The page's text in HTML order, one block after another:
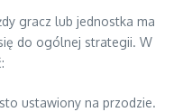
gracz lub jednostka ma
do ogólnej strategii. W
ustawiony na przodzie.